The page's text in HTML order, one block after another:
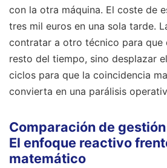
con la otra máquina. El coste de
tres mil euros en una sola tarde.
contratar a otro técnico para que
resto del tiempo, sino desplazar
ciclos para que la coincidencia
convierta en una parálisis
Comparación de
El enfoque reactivo
matemático